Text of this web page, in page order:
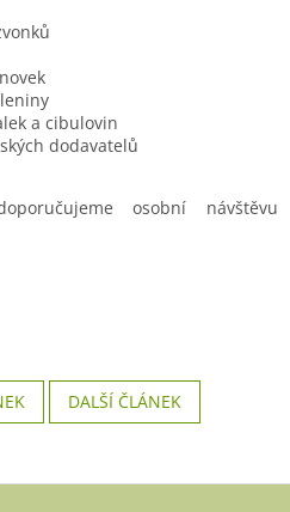
a cibulovin
dodavatelů
osobní návštěvu
DALŠÍ ČLÁNEK